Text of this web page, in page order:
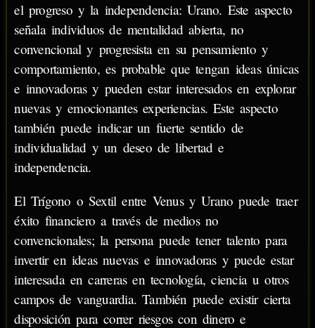
el progreso y la independencia: Urano. Este aspecto
señala individuos de mentalidad abierta, no
convencional y progresista en su pensamiento y
comportamiento, es probable que tengan ideas únicas
e innovadoras y pueden estar interesados en explorar
nuevas y emocionantes experiencias. Este aspecto
también puede indicar un fuerte sentido de
individualidad y un deseo de libertad e
independencia.
El Trígono o Sextil entre Venus y Urano puede traer
éxito financiero a través de medios no
convencionales; la persona puede tener talento para
invertir en ideas nuevas e innovadoras y puede estar
interesada en carreras en tecnología, ciencia u otros
campos de vanguardia. También puede existir cierta
disposición para correr riesgos con dinero e